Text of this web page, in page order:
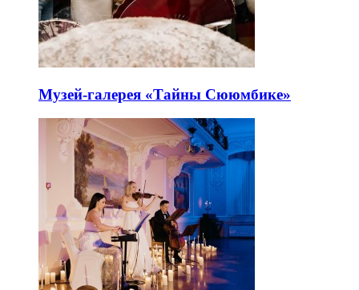
Музей-галерея «Тайны Сююмбике»